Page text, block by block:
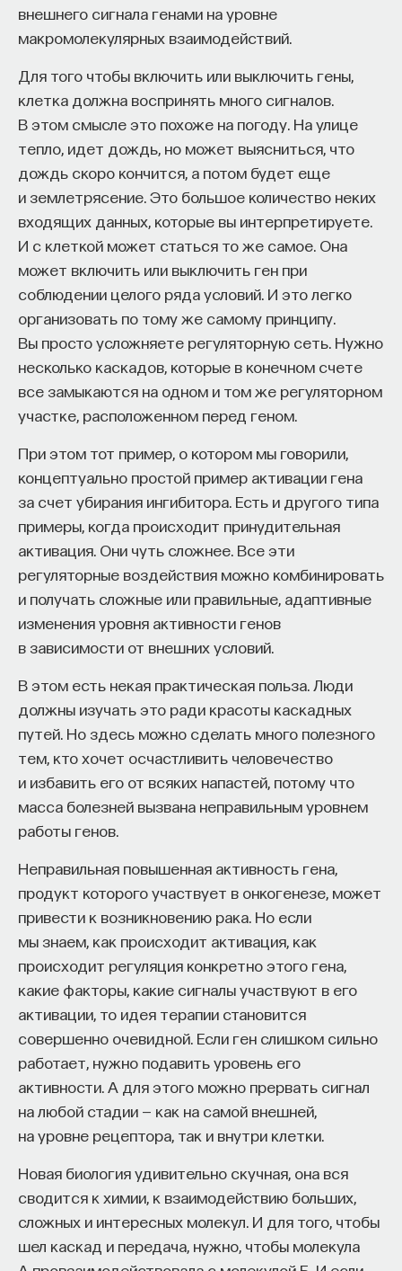
внешнего сигнала генами на уровне
макромолекулярных взаимодействий.
Для того чтобы включить или выключить гены,
клетка должна воспринять много сигналов.
В этом смысле это похоже на погоду. На улице
тепло, идет дождь, но может выясниться, что
дождь скоро кончится, а потом будет еще
и землетрясение. Это большое количество неких
входящих данных, которые вы интерпретируете.
И с клеткой может статься то же самое. Она
может включить или выключить ген при
соблюдении целого ряда условий. И это легко
организовать по тому же самому принципу.
Вы просто усложняете регуляторную сеть. Нужно
несколько каскадов, которые в конечном счете
все замыкаются на одном и том же регуляторном
участке, расположенном перед геном.
При этом тот пример, о котором мы говорили,
концептуально простой пример активации гена
за счет убирания ингибитора. Есть и другого типа
примеры, когда происходит принудительная
активация. Они чуть сложнее. Все эти
регуляторные воздействия можно комбинировать
и получать сложные или правильные, адаптивные
изменения уровня активности генов
в зависимости от внешних условий.
В этом есть некая практическая польза. Люди
должны изучать это ради красоты каскадных
путей. Но здесь можно сделать много полезного
тем, кто хочет осчастливить человечество
и избавить его от всяких напастей, потому что
масса болезней вызвана неправильным уровнем
работы генов.
Неправильная повышенная активность гена,
продукт которого участвует в онкогенезе, может
привести к возникновению рака. Но если
мы знаем, как происходит активация, как
происходит регуляция конкретно этого гена,
какие факторы, какие сигналы участвуют в его
активации, то идея терапии становится
совершенно очевидной. Если ген слишком сильно
работает, нужно подавить уровень его
активности. А для этого можно прервать сигнал
на любой стадии — как на самой внешней,
на уровне рецептора, так и внутри клетки.
Новая биология удивительно скучная, она вся
сводится к химии, к взаимодействию больших,
сложных и интересных молекул. И для того, чтобы
шел каскад и передача, нужно, чтобы молекула
когда нет никаких реальных раздражителей.
В пределе это выливается в симптоматику,
которая называется шизофренией. К сожалению,
шизофрения является весьма распространенным
заболеванием: от 0,5 до 1% населения страдают
этим заболеванием. В этом случае нужны
препараты, ослабляющие активность
дофаминовой системы. Такие препараты
существуют, они относятся к группе
нейролептиков и являются блокаторами
дофаминовых рецепторов.
У дофамина довольно много рецепторов,
выделено пять основных типов. Если смотреть
на разные отделы мозга, мы прежде всего
обнаруживаем рецепторы D-2, тормозящие
рецепторов D-1, то есть дофаминовых
рецепторов первого типа, которые активируют
различные нервные процессы. В некоторых
нейросетях рецепторы D-1 и D-2 вставлены как
конкурирующие блоки, рецепторы D-2
ограничивают активность D-1. Это очень хорошо
наблюдается в базальных ганглиях. Если
мы начинаем использовать антагонистов
дофаминовых рецепторов, то степень
выраженности их эффектов зависит от того,
на какие рецепторы мы попадаем.
которое называется аминазин. Аминазин — грубый
нейролептик, воздействующий не только на все
типы дофаминовых рецепторов,
аминазин в истории психиатрии стал важнейшим
препаратом, с помощью которого впервые
удалось на фармакологическом уровне
купировать и тяжелую шизофрению, и тяжелые
маниакальные расстройства. В 1960-е годы стали
создавать более избирательно действующие
препараты, в основном блокирующие активность
рецепторов D-2. Современные нейролептики
являются именно блокаторами рецепторов D-2
разной степени эффективности, потому что
более востребованы препараты более мягкого
действия. К счастью, легкая шизофрения
зрения фармакологического рынка гораздо
важнее производить легкие нейролептики: они
имеют гораздо более широкую сферу
распространения.